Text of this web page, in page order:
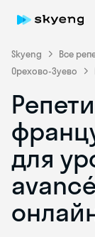
Skyeng Все
Орехово-Зуево
для
Skyeng